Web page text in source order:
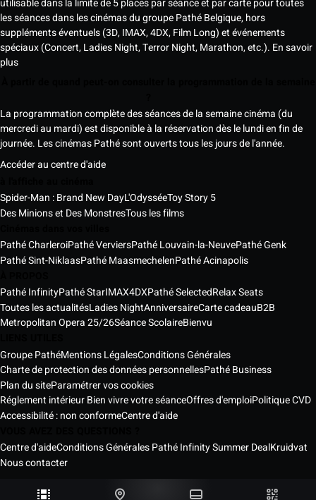
utilisable dans la limite de 5 places par séance et par carte pour toutes
les séances dans les cinémas du groupe Pathé Belgique, hors
suppléments éventuels (3D, IMAX, 4DX, Film Long) et événements
spéciaux (Concert, Ladies Night, Terror Night, Marathon, etc.). En savoir
plus
La programmation complète des séances de la semaine cinéma (du
mercredi au mardi) est disponible à la réservation dès le lundi en fin de
journée. Les cinémas Pathé sont ouverts tous les jours de l'année.
Accéder au centre d'aide
Spider-Man : Brand New DayL'OdysséeToy Story 5
Des Minions et Des MonstresTous les films
Pathé CharleroiPathé VerviersPathé Louvain-la-NeuvePathé Genk
Pathé Sint-NiklaasPathé MaasmechelenPathé Acinapolis
Pathé InfinityPathé StarIMAX4DXPathé SelectedRelax Seats
Toutes les actualitésLadies NightAnniversaireCarte cadeauB2B
Metropolitan Opera 25/26Séance ScolaireBienvu
Groupe PathéMentions LégalesConditions Générales
Charte de protection des données personnellesPathé Business
Plan du siteParamétrer vos cookies
Réglement intérieur Bien vivre votre séanceOffres d'emploiPolitique CVD
Accessibilité : non conformeCentre d'aide
Centre d'aideConditions Générales Pathé Infinity Summer DealKruidvat
Nous contacter
Les Cinémas Pathé Belgique © 2026